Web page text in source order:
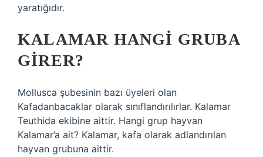
yaratığıdır.
KALAMAR HANGI GRUBA
GIRER?
Mollusca şubesinin bazı üyeleri olan
Kafadanbacaklar olarak sınıflandırılırlar. Kalamar
Teuthida ekibine aittir. Hangi grup hayvan
Kalamar’a ait? Kalamar, kafa olarak adlandırılan
hayvan grubuna aittir.